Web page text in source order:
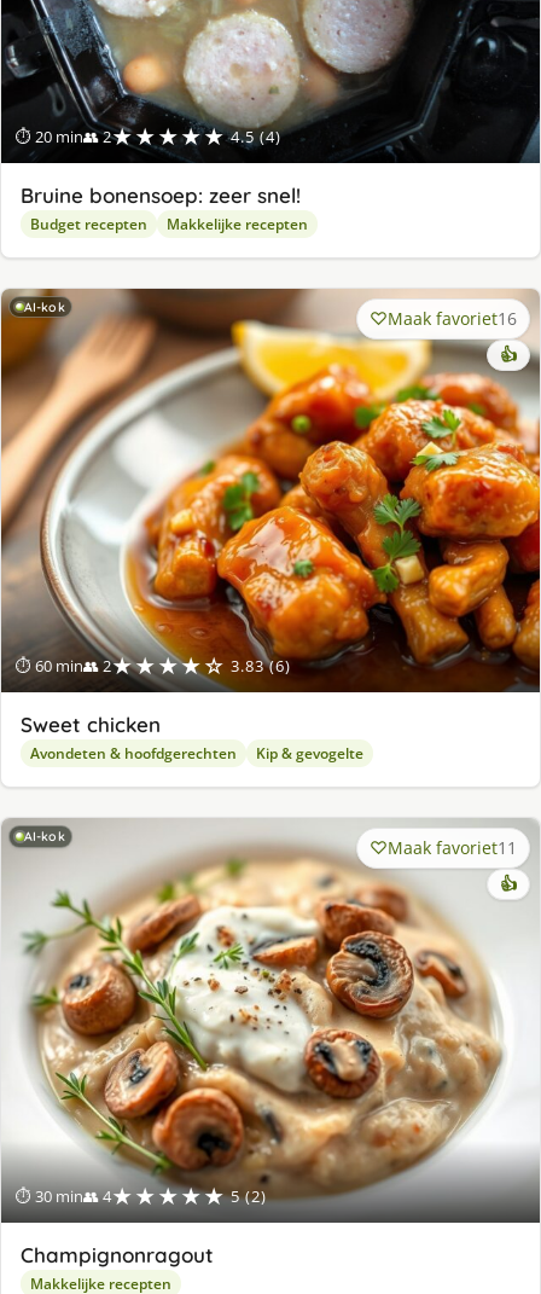
⏱ 20 min👥 2★★★★★ 4.5 (4)
Bruine bonensoep: zeer snel!
Budget recepten Makkelijke recepten
AI-kok
⏱ 60 min👥 2★★★★☆ 3.83 (6)
Maak favoriet16
👍
Sweet chicken
Avondeten & hoofdgerechten Kip & gevogelte
AI-kok
⏱ 30 min👥 4★★★★★ 5 (2)
Maak favoriet11
👍
Champignonragout
Makkelijke recepten